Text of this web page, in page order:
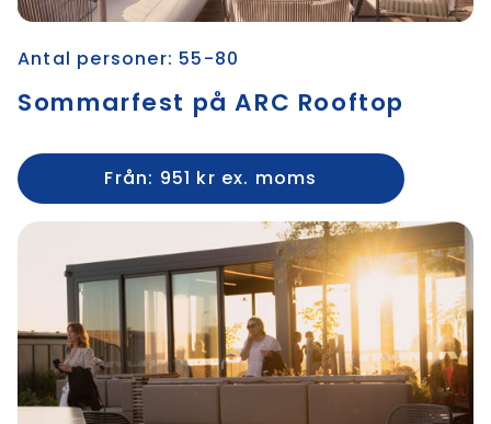
Antal personer: 55-80
Sommarfest på ARC Rooftop
Från: 951 kr ex. moms